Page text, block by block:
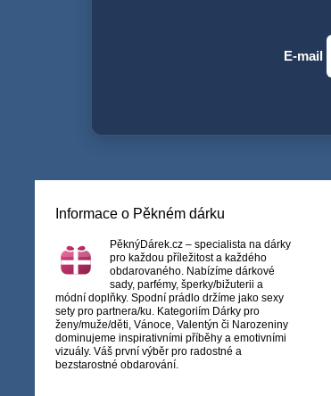
E-mail
Informace o Pěkném dárku
PěknýDárek.cz – specialista na dárky
pro každou příležitost a každého
obdarovaného. Nabízíme dárkové
sady, parfémy, šperky/bižuterii a
módní doplňky. Spodní prádlo držíme jako sexy
sety pro partnera/ku. Kategoriím Dárky pro
ženy/muže/děti, Vánoce, Valentýn či Narozeniny
dominujeme inspirativními příběhy a emotivními
vizuály. Váš první výběr pro radostné a
bezstarostné obdarování.